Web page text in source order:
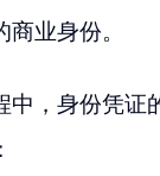
业身份。
中，身份凭证